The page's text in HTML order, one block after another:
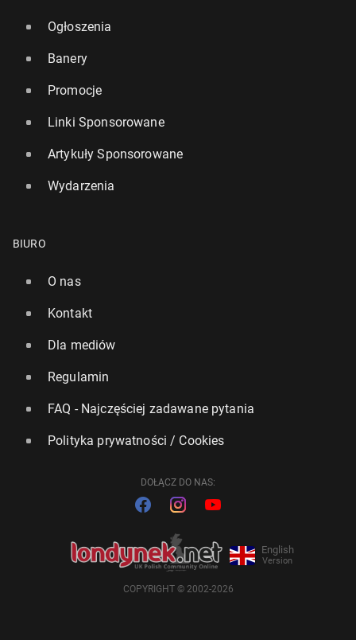
Ogłoszenia
Banery
Promocje
Linki Sponsorowane
Artykuły Sponsorowane
Wydarzenia
BIURO
O nas
Kontakt
Dla mediów
Regulamin
FAQ - Najczęściej zadawane pytania
Polityka prywatności / Cookies
DOŁĄCZ DO NAS:
English
Version
COPYRIGHT © 2002-2026